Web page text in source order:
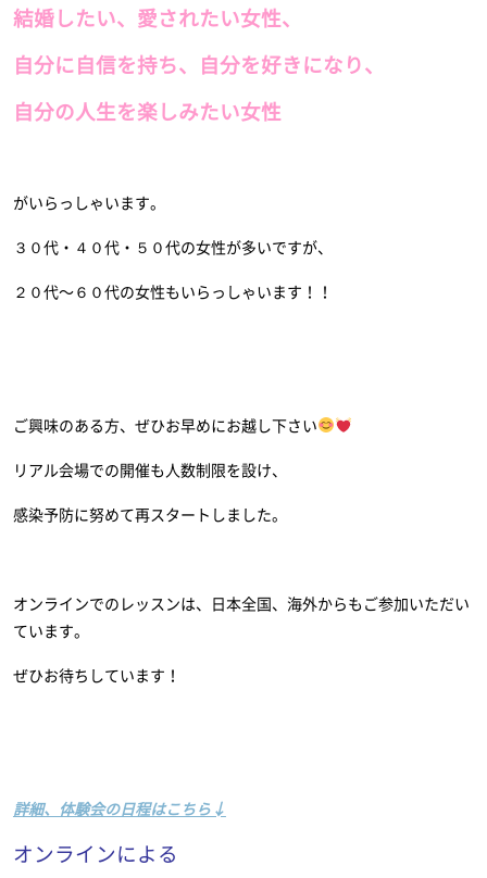
結婚したい、愛されたい女性、
自分に自信を持ち、自分を好きになり、
自分の人生を楽しみたい女性
がいらっしゃいます。
３０代・４０代・５０代の女性が多いですが、
２０代〜６０代の女性もいらっしゃいます！！
ご興味のある方、ぜひお早めにお越し下さい
リアル会場での開催も人数制限を設け、
感染予防に努めて再スタートしました。
オンラインでのレッスンは、日本全国、海外からもご参加いただい
ています。
ぜひお待ちしています！
詳細、体験会の日程はこちら↓
オンラインによる